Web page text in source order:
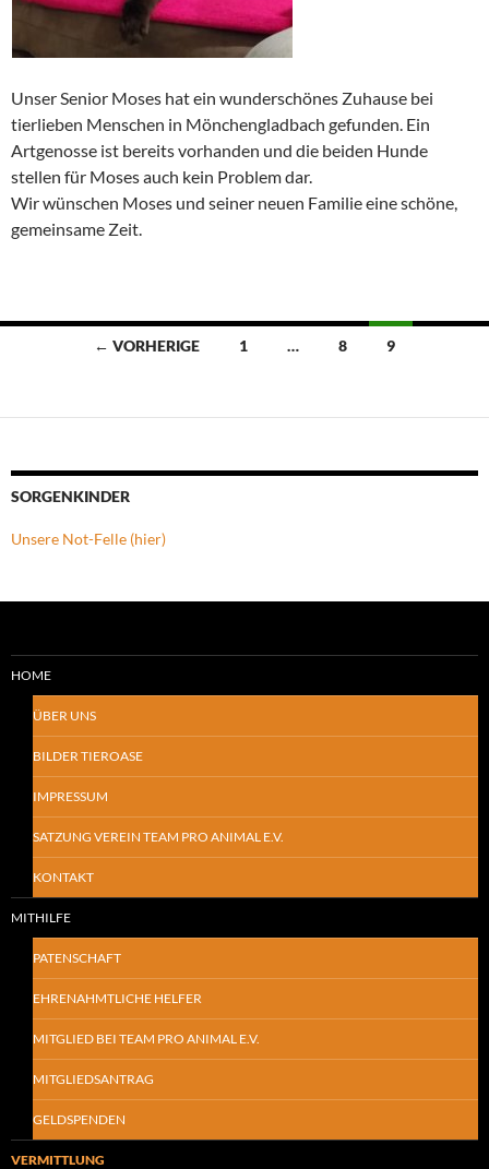
Unser Senior Moses hat ein wunderschönes Zuhause bei
tierlieben Menschen in Mönchengladbach gefunden. Ein
Artgenosse ist bereits vorhanden und die beiden Hunde
stellen für Moses auch kein Problem dar.
Wir wünschen Moses und seiner neuen Familie eine schöne,
gemeinsame Zeit.
Beitragsnavigation
← VORHERIGE 1 … 8 9
SORGENKINDER
Unsere Not-Felle (hier)
HOME
ÜBER UNS
BILDER TIEROASE
IMPRESSUM
SATZUNG VEREIN TEAM PRO ANIMAL E.V.
KONTAKT
MITHILFE
PATENSCHAFT
EHRENAHMTLICHE HELFER
MITGLIED BEI TEAM PRO ANIMAL E.V.
MITGLIEDSANTRAG
GELDSPENDEN
VERMITTLUNG